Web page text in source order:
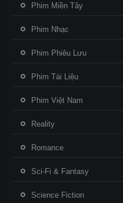
Phim Miền Tây
Phim Nhạc
Phim Phiêu Lưu
Phim Tài Liệu
Phim Việt Nam
Reality
Romance
Sci-Fi & Fantasy
Science Fiction